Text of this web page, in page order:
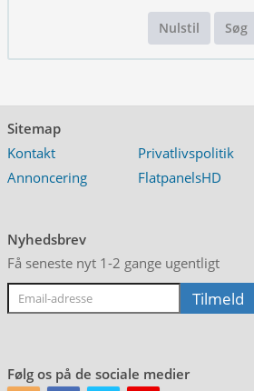
Nulstil Søg
Sitemap
Kontakt
Privatlivspolitik
Annoncering
FlatpanelsHD
Nyhedsbrev
Få seneste nyt 1-2 gange ugentligt
Følg os på de sociale medier